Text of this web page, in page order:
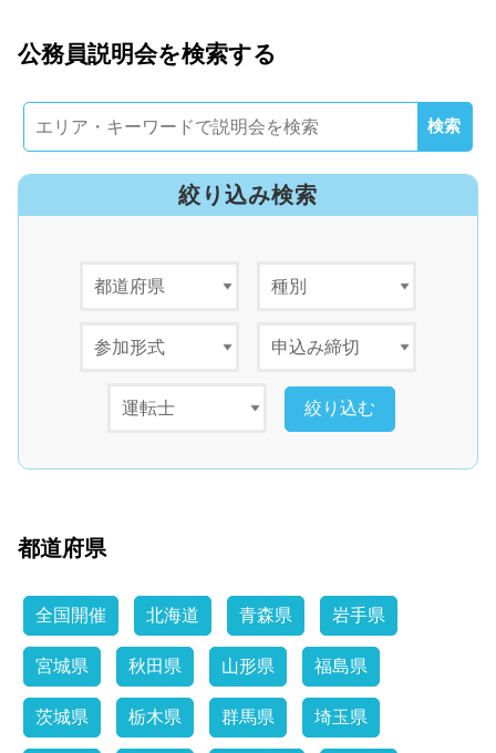
公務員説明会を検索する
絞り込み検索
都道府県
全国開催 北海道 青森県 岩手県
宮城県 秋田県 山形県 福島県
茨城県 栃木県 群馬県 埼玉県